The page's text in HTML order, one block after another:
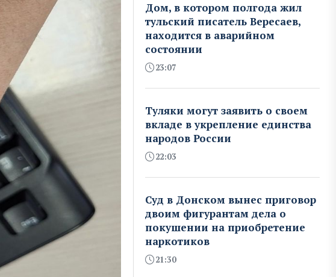
Дом, в котором полгода жил
тульский писатель Вересаев,
находится в аварийном
состоянии
23:07
Туляки могут заявить о своем
вкладе в укрепление единства
народов России
22:03
Суд в Донском вынес приговор
двоим фигурантам дела о
покушении на приобретение
наркотиков
21:30